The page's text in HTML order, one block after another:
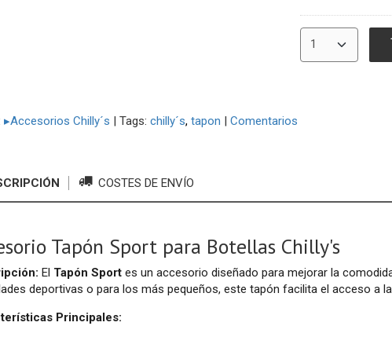
▸Accesorios Chilly´s | Tags: chilly´s tapon | Comentarios
COSTES DE ENVÍO
Tapón Sport para Botellas Chilly's
El Tapón Sport es un accesorio diseñado para mejorar la
deportivas o para los más pequeños, este tapón facilita el acceso a
Principales: